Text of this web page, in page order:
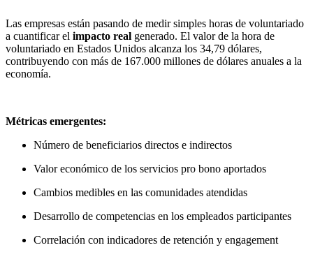
Las empresas están pasando de medir simples horas de voluntariado
a cuantificar el impacto real generado. El valor de la hora de
voluntariado en Estados Unidos alcanza los 34,79 dólares,
contribuyendo con más de 167.000 millones de dólares anuales a la
economía.
Métricas emergentes:
Número de beneficiarios directos e indirectos
Valor económico de los servicios pro bono aportados
Cambios medibles en las comunidades atendidas
Desarrollo de competencias en los empleados participantes
Correlación con indicadores de retención y engagement